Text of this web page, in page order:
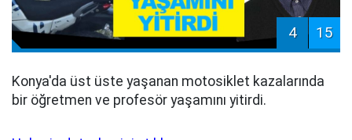
4 15
Konya'da üst üste yaşanan motosiklet kazalarında
bir öğretmen ve profesör yaşamını yitirdi.